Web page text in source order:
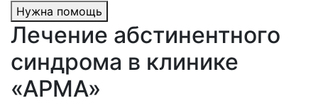
Нужна помощь
Лечение абстинентного
синдрома в клинике
«АРМА»